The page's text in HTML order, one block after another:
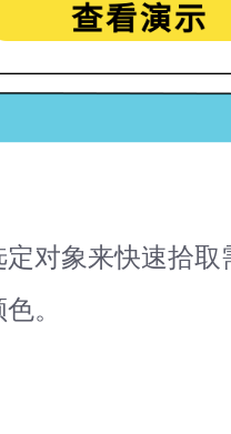
对象来快速拾
。